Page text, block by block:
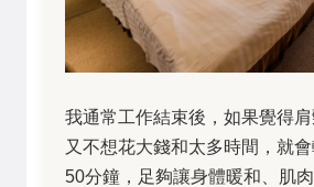
我通常工作結束後，如果覺得肩
又不想花大錢和太多時間，就會
50分鐘，足夠讓身體暖和、肌